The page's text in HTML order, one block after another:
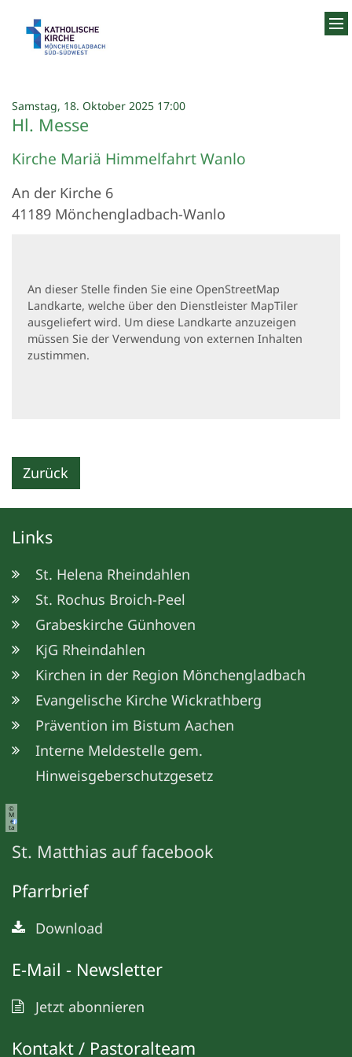
Samstag, 18. Oktober 2025 17:00:
Hl. Messe
Kirche Mariä Himmelfahrt Wanlo
An der Kirche 6
41189 Mönchengladbach-Wanlo
An dieser Stelle finden Sie eine OpenStreetMap
Landkarte, welche über den Dienstleister MapTiler
ausgeliefert wird. Um diese Landkarte anzuzeigen
müssen Sie der Verwendung von externen Inhalten
zustimmen.
Zurück
Links
St. Helena Rheindahlen
St. Rochus Broich-Peel
Grabeskirche Günhoven
KjG Rheindahlen
Kirchen in der Region Mönchengladbach
Evangelische Kirche Wickrathberg
Prävention im Bistum Aachen
Interne Meldestelle gem.
Hinweisgeberschutzgesetz
©
M
e
ta
St. Matthias auf facebook
Pfarrbrief
Download
E-Mail - Newsletter
Jetzt abonnieren
Kontakt / Pastoralteam